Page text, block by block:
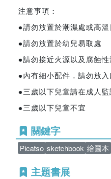
注意事項：
●請勿放置於潮濕處或高
●請勿放置於幼兒易取處
●請勿接近火源以及腐蝕
●內有細小配件，請勿放
●三歲以下兒童請在成人
●三歲以下兒童不宜
關鍵字
Picatso sketchbook 繪圖本
主題書展